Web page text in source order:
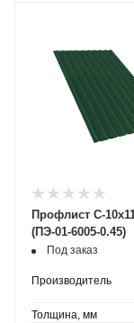
Профлист С-
(ПЭ-01-6005-0.45)
Под заказ
Производитель
Толщина, мм